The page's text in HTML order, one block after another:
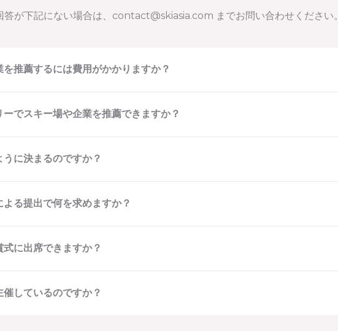
答が下記にない場合は、contact@skiasia.com までお問い合わせください。
を推薦するには費用がかかりますか？
でスキー場や企業を推薦できますか？
に決まるのですか？
る提出で何を求めますか？
式に出席できますか？
しているのですか？